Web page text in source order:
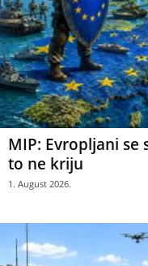
MIP: Evropljani se
to ne kriju
1. August 2026.